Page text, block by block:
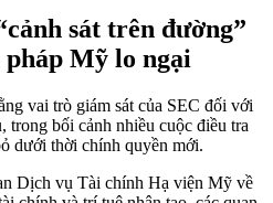
sát trên đường”
Mỹ lo ngại
vai trò giám sát của SEC đối với
trong bối cảnh nhiều cuộc điều tra
dưới thời chính quyền mới.
Dịch vụ Tài chính Hạ viện Mỹ về